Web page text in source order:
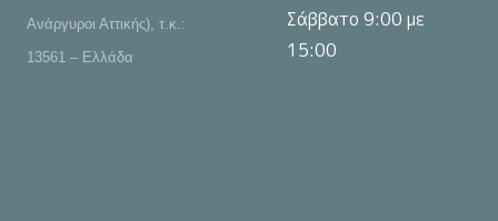
Ανάργυροι Αττικής), τ.κ.:
13561 – Ελλάδα
Σάββατο 9:00 με
15:00